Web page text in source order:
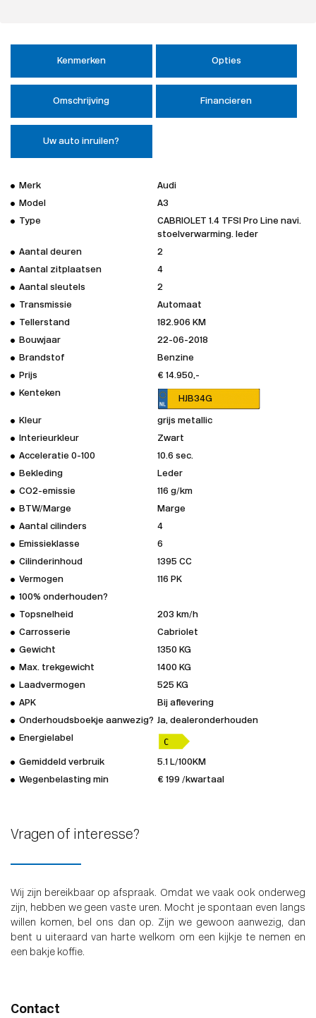
Kenmerken Opties
Omschrijving Financieren
Uw auto inruilen?
Merk
Audi
Model
A3
Type
CABRIOLET 1.4 TFSI Pro Line navi.
stoelverwarming. leder
Aantal deuren
2
Aantal zitplaatsen
4
Aantal sleutels
2
Transmissie
Automaat
Tellerstand
182.906 KM
Bouwjaar
22-06-2018
Brandstof
Benzine
Prijs
€ 14.950,-
Kenteken
HJB34G
Kleur
grijs metallic
Interieurkleur
Zwart
Acceleratie 0-100
10.6 sec.
Bekleding
Leder
CO2-emissie
116 g/km
BTW/Marge
Marge
Aantal cilinders
4
Emissieklasse
6
Cilinderinhoud
1395 CC
Vermogen
116 PK
100% onderhouden?
Topsnelheid
203 km/h
Carrosserie
Cabriolet
Gewicht
1350 KG
Max. trekgewicht
1400 KG
Laadvermogen
525 KG
APK
Bij aflevering
Onderhoudsboekje aanwezig? Ja, dealeronderhouden
Energielabel
Gemiddeld verbruik
5.1 L/100KM
Wegenbelasting min
€ 199 /kwartaal
Vragen of interesse?
Wij zijn bereikbaar op afspraak. Omdat we vaak ook onderweg
zijn, hebben we geen vaste uren. Mocht je spontaan even langs
willen komen, bel ons dan op. Zijn we gewoon aanwezig, dan
bent u uiteraard van harte welkom om een kijkje te nemen en
een bakje koffie.
Contact